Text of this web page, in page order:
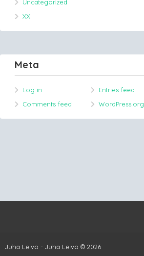
Uncategorized
XX
Meta
Log in
Entries feed
Comments feed
WordPress.org
Juha Leivo - Juha Leivo © 2026